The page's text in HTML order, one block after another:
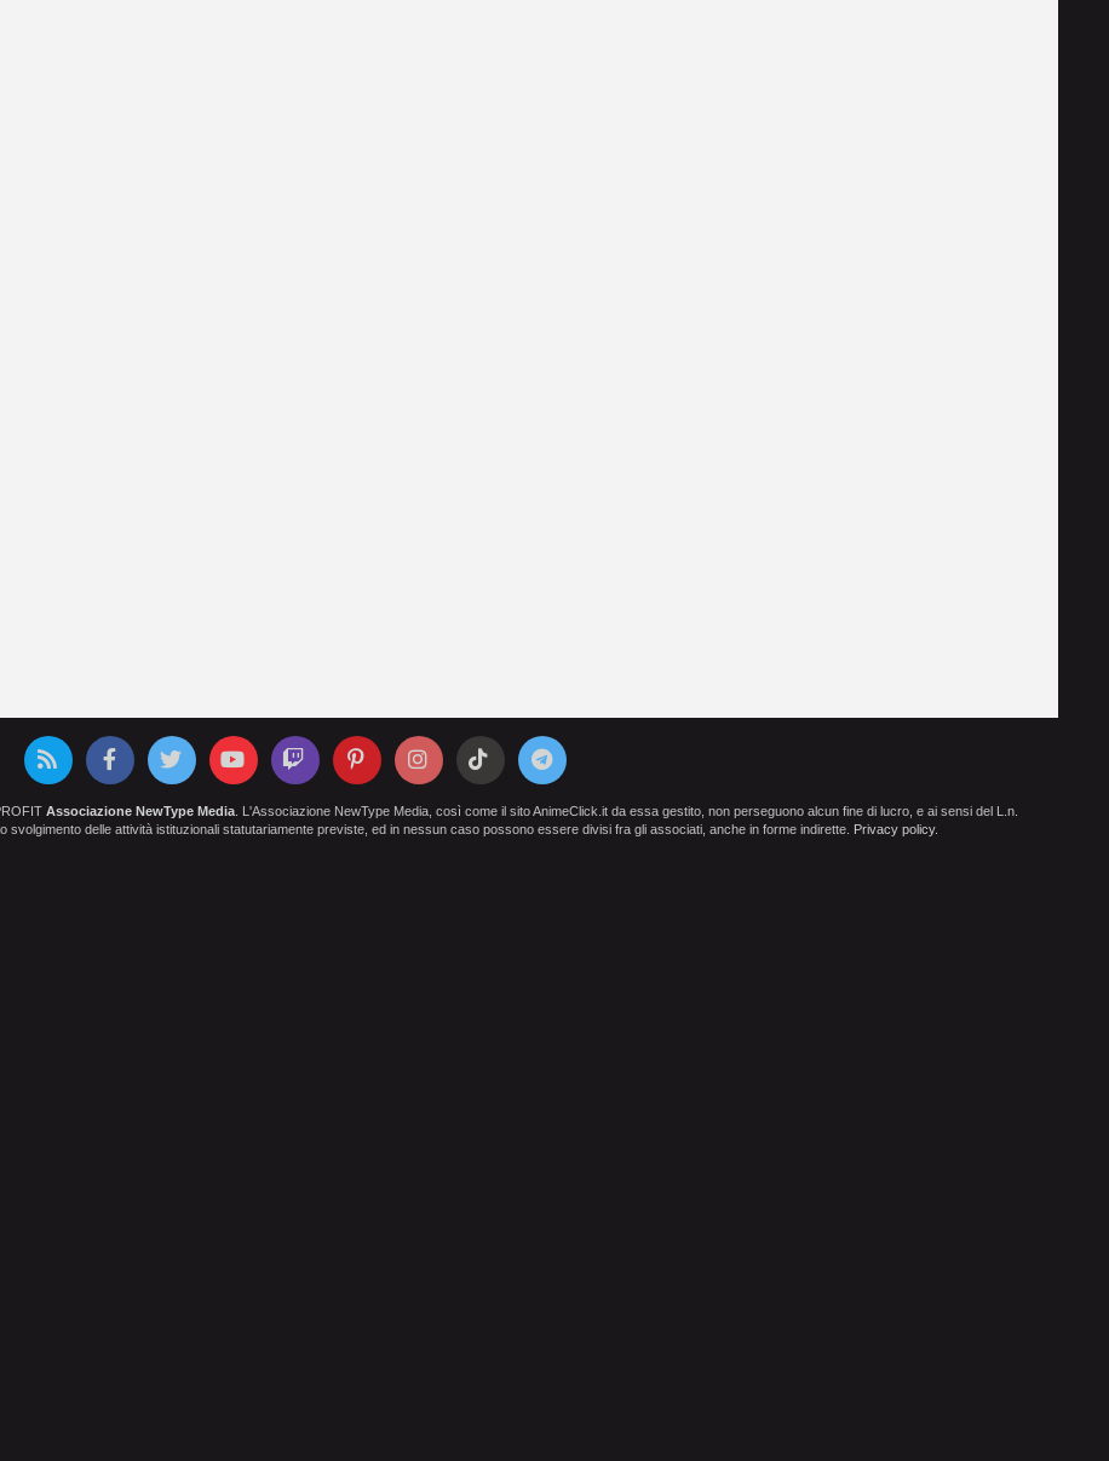
Associazione NewType Media. L'Associazione NewType Media, così come il sito AnimeClick.it da essa gestito, non perseguono alcun fine di lucro, e ai sensi del L.n.
svolgimento delle attività istituzionali statutariamente previste, ed in nessun caso possono essere divisi fra gli associati, anche in forme indirette. Privacy policy.